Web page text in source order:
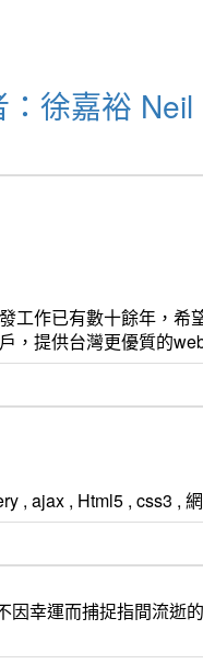
徐嘉裕
工作已有數十餘年，
，提供台灣更優質的
, ajax , Html5 , css3 ,
因幸運而捕捉指間流逝